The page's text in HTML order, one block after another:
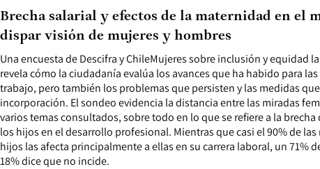
Una encuesta de Descifra y ChileMujeres sobre inclusión y equidad
revela cómo la ciudadanía evalúa los avances que ha habido para
trabajo, pero también los problemas que persisten y las medidas
incorporación. El sondeo evidencia la distancia entre las miradas
varios temas consultados, sobre todo en lo que se refiere a la
los hijos en el desarrollo profesional. Mientras que casi el 90% de
hijos las afecta principalmente a ellas en su carrera laboral, un 71%
18% dice que no incide.
Brecha salarial y efectos de la maternidad en el
dispar visión de mujeres y hombres